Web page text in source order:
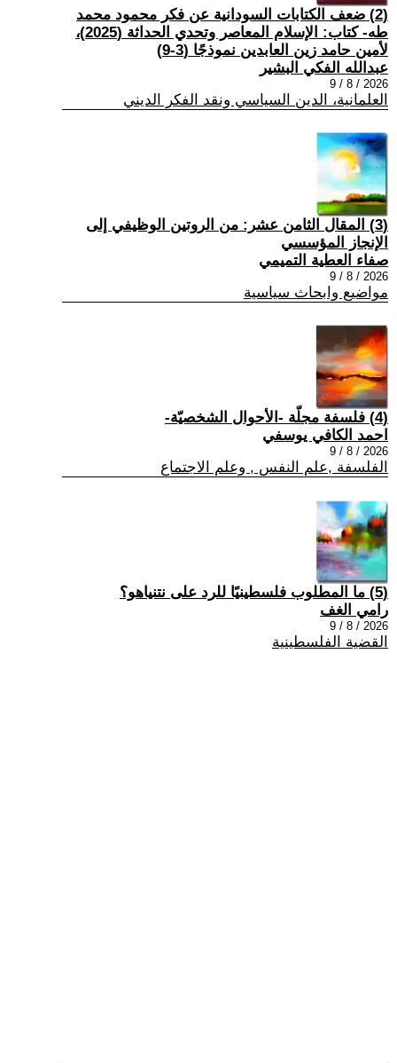
(2) ضعف الكتابات السودانية عن فكر محمود محمد
طه- كتاب: الإسلام المعاصر وتحدي الحداثة (2025)،
لأمين حامد زين العابدين نموذجًا (3-9)
عبدالله الفكي البشير
2026 / 8 / 9
العلمانية، الدين السياسي ونقد الفكر الديني
(3) المقال الثامن عشر: من الروتين الوظيفي إلى
الإنجاز المؤسسي
صفاء العطية التميمي
2026 / 8 / 9
مواضيع وابحاث سياسية
(4) فلسفة مجلّة -الأحوال الشخصيّة-
احمد الكافي يوسفي
2026 / 8 / 9
الفلسفة ,علم النفس , وعلم الاجتماع
(5) ما المطلوب فلسطينيًا للرد على نتنياهو؟
رامي الغف
2026 / 8 / 9
القضية الفلسطينية